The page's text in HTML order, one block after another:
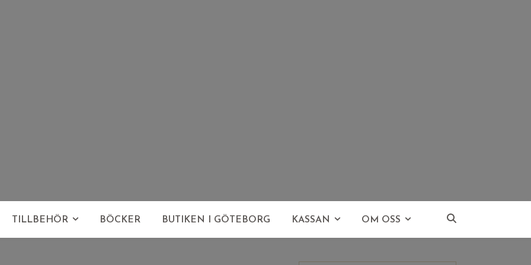
TILLBEHÖR BÖCKER BUTIKEN I GÖTEBORG KASSAN OM OSS